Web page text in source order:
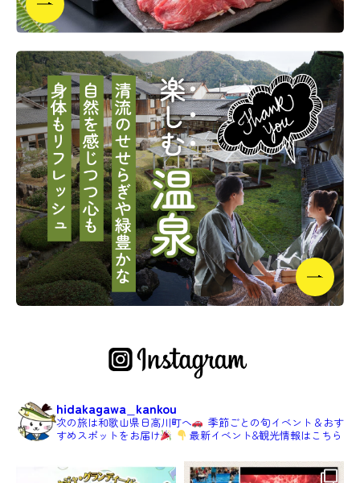
hidakagawa_kankou
次の旅は和歌山県日高川町へ
季節ごとの旬イベント＆おす
すめスポットをお届け
最新イベント&観光情報はこちら